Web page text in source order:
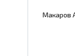
Макаров